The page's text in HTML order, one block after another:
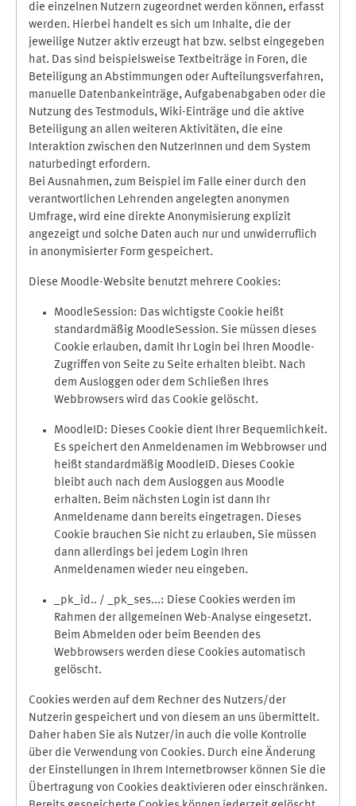
die einzelnen Nutzern zugeordnet werden können, erfasst
werden. Hierbei handelt es sich um Inhalte, die der
jeweilige Nutzer aktiv erzeugt hat bzw. selbst eingegeben
hat. Das sind beispielsweise Textbeiträge in Foren, die
Beteiligung an Abstimmungen oder Aufteilungsverfahren,
manuelle Datenbankeinträge, Aufgabenabgaben oder die
Nutzung des Testmoduls, Wiki-Einträge und die aktive
Beteiligung an allen weiteren Aktivitäten, die eine
Interaktion zwischen den NutzerInnen und dem System
naturbedingt erfordern.
Bei Ausnahmen, zum Beispiel im Falle einer durch den
verantwortlichen Lehrenden angelegten anonymen
Umfrage, wird eine direkte Anonymisierung explizit
angezeigt und solche Daten auch nur und unwiderruflich
in anonymisierter Form gespeichert.
Diese Moodle-Website benutzt mehrere Cookies:
MoodleSession: Das wichtigste Cookie heißt
standardmäßig MoodleSession. Sie müssen dieses
Cookie erlauben, damit Ihr Login bei Ihren Moodle-
Zugriffen von Seite zu Seite erhalten bleibt. Nach
dem Ausloggen oder dem Schließen Ihres
Webbrowsers wird das Cookie gelöscht.
MoodleID: Dieses Cookie dient Ihrer Bequemlichkeit.
Es speichert den Anmeldenamen im Webbrowser und
heißt standardmäßig MoodleID. Dieses Cookie
bleibt auch nach dem Ausloggen aus Moodle
erhalten. Beim nächsten Login ist dann Ihr
Anmeldename dann bereits eingetragen. Dieses
Cookie brauchen Sie nicht zu erlauben, Sie müssen
dann allerdings bei jedem Login Ihren
Anmeldenamen wieder neu eingeben.
_pk_id.. / _pk_ses...: Diese Cookies werden im
Rahmen der allgemeinen Web-Analyse eingesetzt.
Beim Abmelden oder beim Beenden des
Webbrowsers werden diese Cookies automatisch
gelöscht.
Cookies werden auf dem Rechner des Nutzers/der
Nutzerin gespeichert und von diesem an uns übermittelt.
Daher haben Sie als Nutzer/in auch die volle Kontrolle
über die Verwendung von Cookies. Durch eine Änderung
der Einstellungen in Ihrem Internetbrowser können Sie die
Übertragung von Cookies deaktivieren oder einschränken.